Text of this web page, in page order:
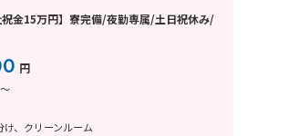
祝金15万円】寮完備/夜勤専属/土日祝休み/
円
、クリーンルーム